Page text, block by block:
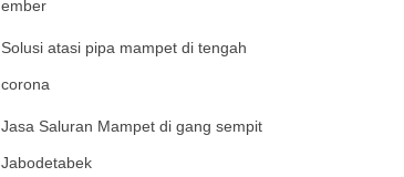
ember
Solusi atasi pipa mampet di tengah
corona
Jasa Saluran Mampet di gang sempit
Jabodetabek